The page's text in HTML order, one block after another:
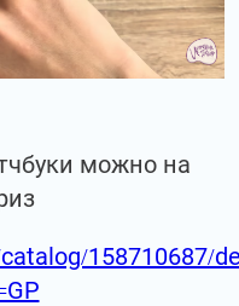
можно на
158710687/